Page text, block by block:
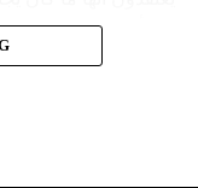
إلى أن المقاومة ضد
إجماع داخلي، وإن